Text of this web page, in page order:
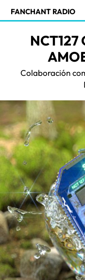
FANCHANT RADIO
NCT127
Colaboración